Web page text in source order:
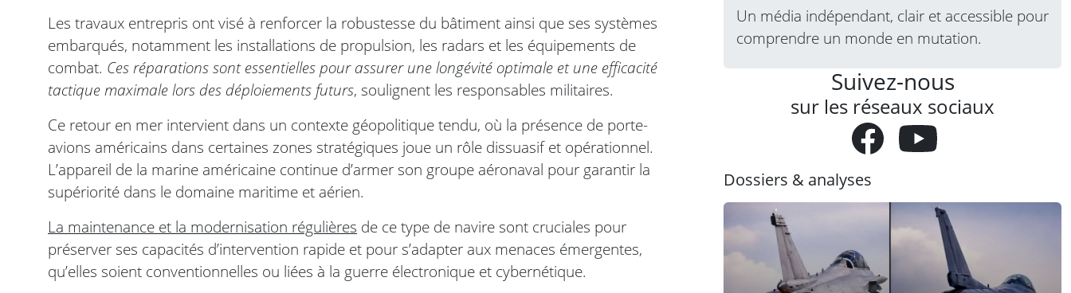
Les travaux entrepris ont visé à renforcer la robustesse du bâtiment ainsi que ses systèmes
embarqués, notamment les installations de propulsion, les radars et les équipements de
combat. Ces réparations sont essentielles pour assurer une longévité optimale et une efficacité
tactique maximale lors des déploiements futurs, soulignent les responsables militaires.
Ce retour en mer intervient dans un contexte géopolitique tendu, où la présence de porte-
avions américains dans certaines zones stratégiques joue un rôle dissuasif et opérationnel.
L’appareil de la marine américaine continue d’armer son groupe aéronaval pour garantir la
supériorité dans le domaine maritime et aérien.
La maintenance et la modernisation régulières de ce type de navire sont cruciales pour
préserver ses capacités d’intervention rapide et pour s’adapter aux menaces émergentes,
qu’elles soient conventionnelles ou liées à la guerre électronique et cybernétique.
Un média indépendant, clair et accessible pour
comprendre un monde en mutation.
Suivez-nous
sur les réseaux sociaux
Dossiers & analyses